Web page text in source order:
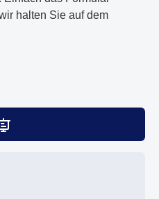
halten Sie auf dem